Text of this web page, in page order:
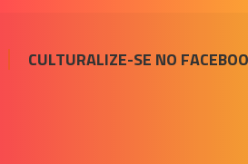
CULTURALIZE-SE NO